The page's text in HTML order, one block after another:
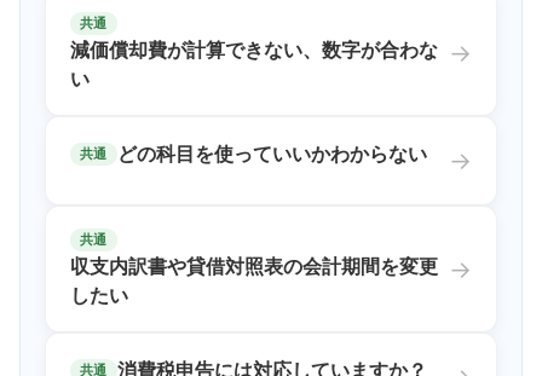
共通
減価償却費が計算できない、数字が合わな
い
→
共通 どの科目を使っていいかわからない →
共通
収支内訳書や貸借対照表の会計期間を変更
したい
→
共通 消費税申告には対応していますか？